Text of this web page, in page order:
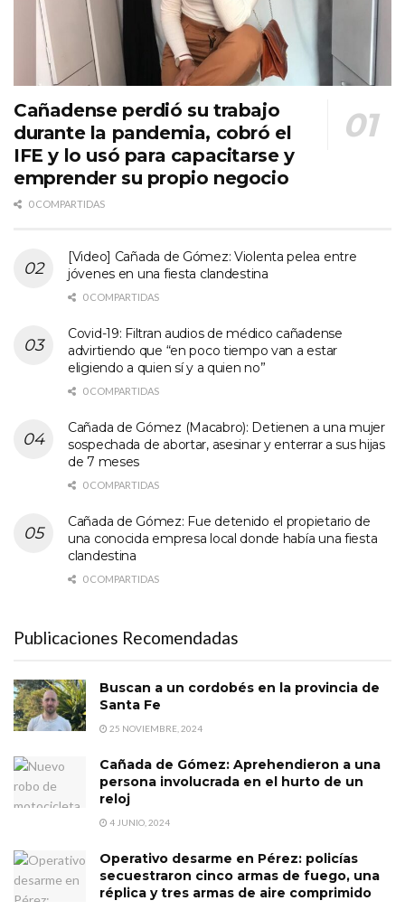
Cañadense perdió su trabajo
durante la pandemia, cobró el
IFE y lo usó para capacitarse y
emprender su propio negocio
0 COMPARTIDAS
[Video] Cañada de Gómez: Violenta pelea entre
jóvenes en una fiesta clandestina
0 COMPARTIDAS
Covid-19: Filtran audios de médico cañadense
advirtiendo que “en poco tiempo van a estar
eligiendo a quien sí y a quien no”
0 COMPARTIDAS
Cañada de Gómez (Macabro): Detienen a una mujer
sospechada de abortar, asesinar y enterrar a sus hijas
de 7 meses
0 COMPARTIDAS
Cañada de Gómez: Fue detenido el propietario de
una conocida empresa local donde había una fiesta
clandestina
0 COMPARTIDAS
Publicaciones Recomendadas
Buscan a un cordobés en la provincia de
Santa Fe
25 NOVIEMBRE, 2024
Cañada de Gómez: Aprehendieron a una
persona involucrada en el hurto de un
reloj
4 JUNIO, 2024
Operativo desarme en Pérez: policías
secuestraron cinco armas de fuego, una
réplica y tres armas de aire comprimido